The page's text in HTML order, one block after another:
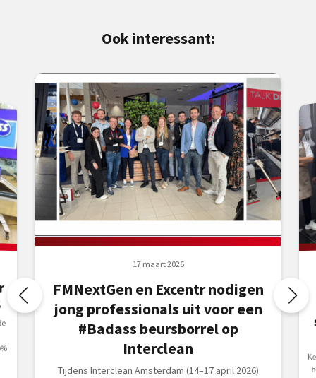
Ook interessant:
17 maart 2026
FMNextGen en Excentr nodigen
jong professionals uit voor een
#Badass beursborrel op
Interclean
Tijdens Interclean Amsterdam (14–17 april 2026)